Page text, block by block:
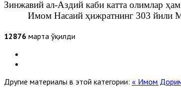
Зинжавий ал-Аздий каби катта олимлар
Имом Насаий ҳижратнинг 303 йили
12876 марта ўқилди
Другие материалы в этой категории: « Имом